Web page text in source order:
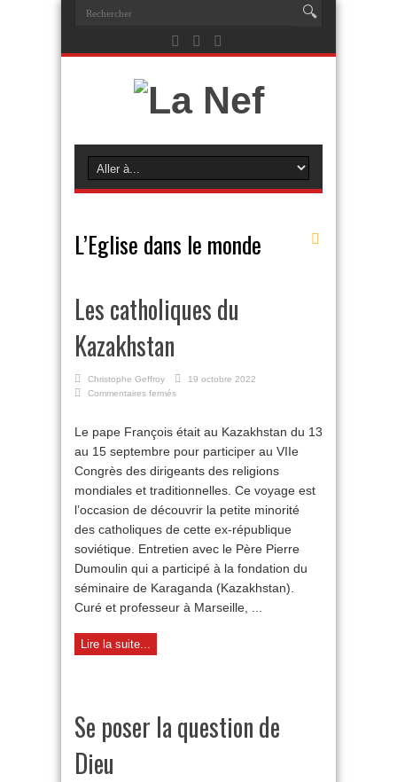
L’Eglise dans le monde
Les catholiques du
Kazakhstan
Christophe Geffroy
19 octobre 2022
Commentaires fermés
du
Kazakhstan
Le pape François était au Kazakhstan du 13
au 15 septembre pour participer au VIIe
Congrès des dirigeants des religions
mondiales et traditionnelles. Ce voyage est
l’occasion de découvrir la petite minorité
des catholiques de cette ex-république
soviétique. Entretien avec le Père Pierre
Dumoulin qui a participé à la fondation du
séminaire de Karaganda (Kazakhstan).
Curé et professeur à Marseille, ...
Lire la suite...
Se poser la question de
Dieu